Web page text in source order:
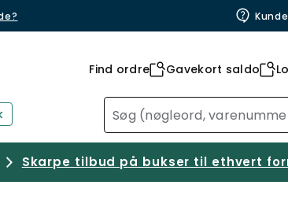
Find ordre Gavekort saldo
Skarpe tilbud på bukser til ethvert